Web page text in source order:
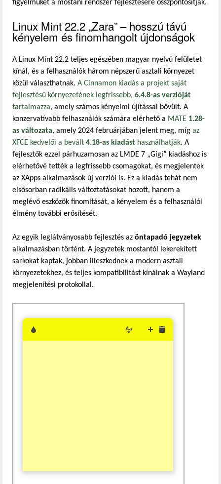
figyelmüket a mostani rendszer fejlesztésére összpontosítják.
Linux Mint 22.2 „Zara” – hosszú távú
kényelem és finomhangolt újdonságok
A Linux Mint 22.2 teljes egészében magyar nyelvű felületet
kínál, és a felhasználók három népszerű asztali környezet
közül választhatnak. A Cinnamon kiadás a projekt saját
fejlesztésű környezetének legfrissebb, 6.4.8-as verzióját
tartalmazza, amely számos kényelmi újítással bővült. A
konzervatívabb felhasználók számára elérhető a MATE 1.28-
as változata, amely 2024 februárjában jelent meg, míg az
XFCE kedvelői a bevált 4.18-as kiadást használhatják. A
fejlesztők ezzel párhuzamosan az LMDE 7 „Gigi” kiadáshoz is
elérhetővé tették a legfrissebb csomagokat, és megjelentek
az XApps alkalmazások új verziói is. Ez a kiadás tehát nem
elsősorban radikális változtatásokat hozott, hanem a
meglévő eszközök finomítását, a kényelem és a felhasználói
élmény további erősítését.
Az egyik leglátványosabb fejlesztés az öntapadó jegyzetek
alkalmazásban történt. A jegyzetek mostantól lekerekített
sarkokat kaptak, jobban illeszkednek a modern asztali
környezetekhez, és teljes kompatibilitást kínálnak a Wayland
megjelenítési protokollal.